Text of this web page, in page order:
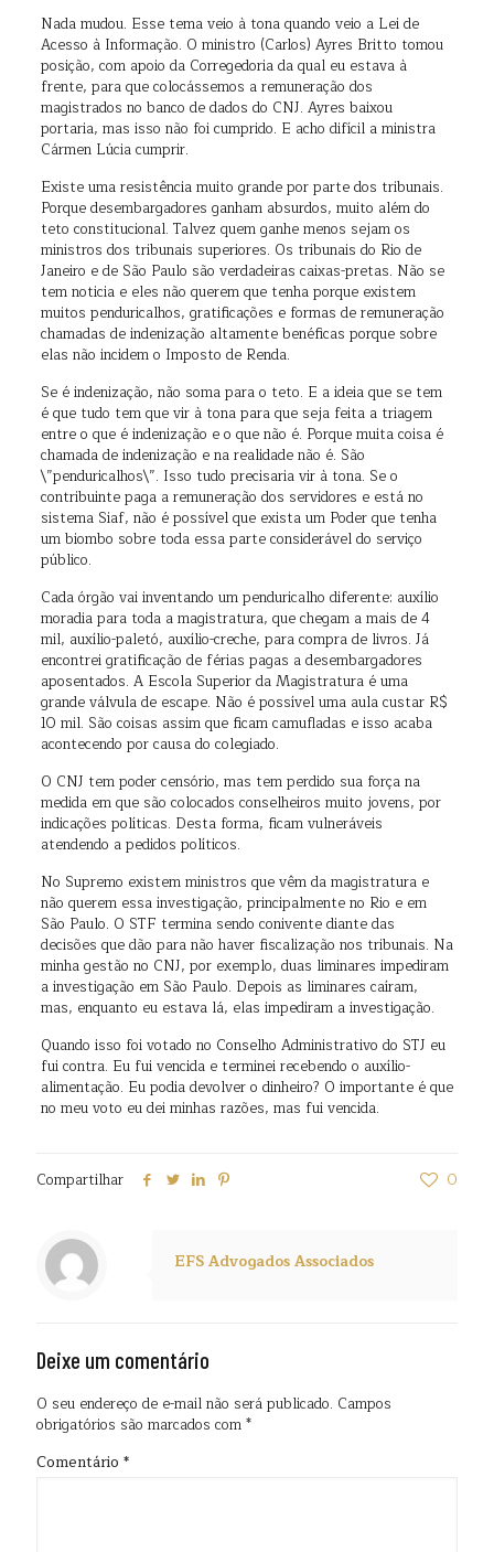
Nada mudou. Esse tema veio à tona quando veio a Lei de
Acesso à Informação. O ministro (Carlos) Ayres Britto tomou
posição, com apoio da Corregedoria da qual eu estava à
frente, para que colocássemos a remuneração dos
magistrados no banco de dados do CNJ. Ayres baixou
portaria, mas isso não foi cumprido. E acho difícil a ministra
Cármen Lúcia cumprir.
Existe uma resistência muito grande por parte dos tribunais.
Porque desembargadores ganham absurdos, muito além do
teto constitucional. Talvez quem ganhe menos sejam os
ministros dos tribunais superiores. Os tribunais do Rio de
Janeiro e de São Paulo são verdadeiras caixas-pretas. Não se
tem noticia e eles não querem que tenha porque existem
muitos penduricalhos, gratificações e formas de remuneração
chamadas de indenização altamente benéficas porque sobre
elas não incidem o Imposto de Renda.
Se é indenização, não soma para o teto. E a ideia que se tem
é que tudo tem que vir à tona para que seja feita a triagem
entre o que é indenização e o que não é. Porque muita coisa é
chamada de indenização e na realidade não é. São
\”penduricalhos\”. Isso tudo precisaria vir à tona. Se o
contribuinte paga a remuneração dos servidores e está no
sistema Siaf, não é possível que exista um Poder que tenha
um biombo sobre toda essa parte considerável do serviço
público.
Cada órgão vai inventando um penduricalho diferente: auxílio
moradia para toda a magistratura, que chegam a mais de 4
mil, auxílio-paletó, auxílio-creche, para compra de livros. Já
encontrei gratificação de férias pagas a desembargadores
aposentados. A Escola Superior da Magistratura é uma
grande válvula de escape. Não é possível uma aula custar R$
10 mil. São coisas assim que ficam camufladas e isso acaba
acontecendo por causa do colegiado.
O CNJ tem poder censório, mas tem perdido sua força na
medida em que são colocados conselheiros muito jovens, por
indicações políticas. Desta forma, ficam vulneráveis
atendendo a pedidos políticos.
No Supremo existem ministros que vêm da magistratura e
não querem essa investigação, principalmente no Rio e em
São Paulo. O STF termina sendo conivente diante das
decisões que dão para não haver fiscalização nos tribunais. Na
minha gestão no CNJ, por exemplo, duas liminares impediram
a investigação em São Paulo. Depois as liminares caíram,
mas, enquanto eu estava lá, elas impediram a investigação.
Quando isso foi votado no Conselho Administrativo do STJ eu
fui contra. Eu fui vencida e terminei recebendo o auxílio-
alimentação. Eu podia devolver o dinheiro? O importante é que
no meu voto eu dei minhas razões, mas fui vencida.
Compartilhar 0
EFS Advogados Associados
Deixe um comentário
O seu endereço de e-mail não será publicado. Campos
obrigatórios são marcados com*
Comentário *